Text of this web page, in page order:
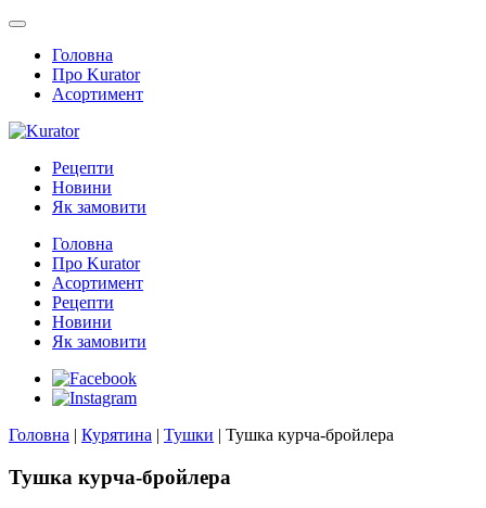
Головна
Про Kurator
Асортимент
Рецепти
Новини
Як замовити
Головна
Про Kurator
Асортимент
Рецепти
Новини
Як замовити
Головна | Курятина | Тушки | Тушка курча-бройлера
Тушка курча-бройлера